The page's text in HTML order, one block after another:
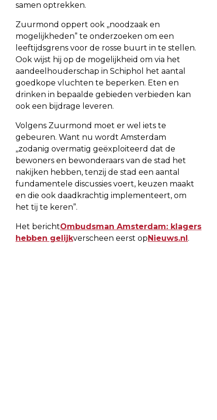
samen optrekken.
Zuurmond oppert ook ,,noodzaak en
mogelijkheden” te onderzoeken om een
leeftijdsgrens voor de rosse buurt in te stellen.
Ook wijst hij op de mogelijkheid om via het
aandeelhouderschap in Schiphol het aantal
goedkope vluchten te beperken. Eten en
drinken in bepaalde gebieden verbieden kan
ook een bijdrage leveren.
Volgens Zuurmond moet er wel iets te
gebeuren. Want nu wordt Amsterdam
,,zodanig overmatig geëxploiteerd dat de
bewoners en bewonderaars van de stad het
nakijken hebben, tenzij de stad een aantal
fundamentele discussies voert, keuzen maakt
en die ook daadkrachtig implementeert, om
het tij te keren”.
Het berichtOmbudsman Amsterdam: klagers
hebben gelijkverscheen eerst op Nieuws.nl .